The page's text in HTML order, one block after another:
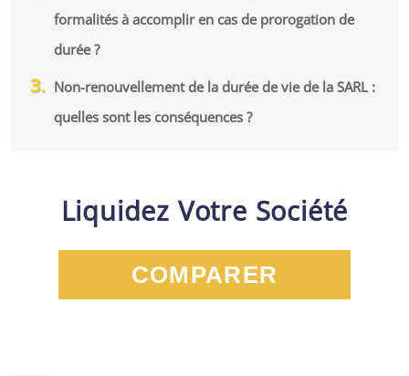
formalités à accomplir en cas de prorogation de
durée ?
Non-renouvellement de la durée de vie de la SARL :
quelles sont les conséquences ?
Liquidez Votre Société
COMPARER